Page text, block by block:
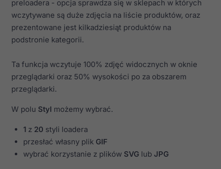
preloadera - opcja sprawdza się w sklepach w których
wczytywane są duże zdjęcia na liście produktów, oraz
prezentowane jest kilkadziesiąt produktów na
podstronie kategorii.
Ta funkcja wczytuje 100% zdjęć widocznych w oknie
przeglądarki oraz 50% wysokości po za obszarem
przeglądarki.
W polu Styl możemy wybrać.
1 z 20 styli loadera
przesłać własny plik GIF
wybrać korzystanie z plików SVGlub JPG